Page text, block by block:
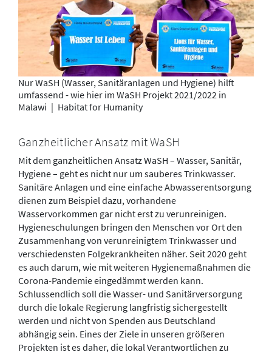
Nur WaSH (Wasser, Sanitäranlagen und Hygiene) hilft
umfassend - wie hier im WaSH Projekt 2021/2022 in
Malawi | Habitat for Humanity
Ganzheitlicher Ansatz mit WaSH
Mit dem ganzheitlichen Ansatz WaSH – Wasser, Sanitär,
Hygiene – geht es nicht nur um sauberes Trinkwasser.
Sanitäre Anlagen und eine einfache Abwasserentsorgung
dienen zum Beispiel dazu, vorhandene
Wasservorkommen gar nicht erst zu verunreinigen.
Hygieneschulungen bringen den Menschen vor Ort den
Zusammenhang von verunreinigtem Trinkwasser und
verschiedensten Folgekrankheiten näher. Seit 2020 geht
es auch darum, wie mit weiteren Hygienemaßnahmen die
Corona-Pandemie eingedämmt werden kann.
Schlussendlich soll die Wasser- und Sanitärversorgung
durch die lokale Regierung langfristig sichergestellt
werden und nicht von Spenden aus Deutschland
abhängig sein. Eines der Ziele in unseren größeren
Projekten ist es daher, die lokal Verantwortlichen zu